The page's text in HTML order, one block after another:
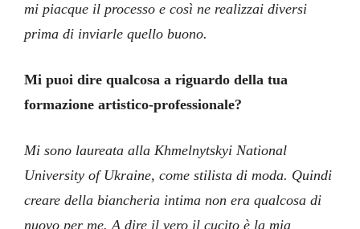
mi piacque il processo e così ne realizzai diversi
prima di inviarle quello buono.
Mi puoi dire qualcosa a riguardo della tua
formazione artistico-professionale?
Mi sono laureata alla Khmelnytskyi National
University of Ukraine, come stilista di moda. Quindi
creare della biancheria intima non era qualcosa di
nuovo per me. A dire il vero il cucito è la mia